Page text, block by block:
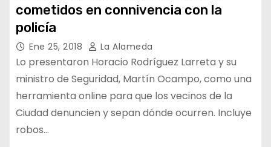
cometidos en connivencia con la
policía
Ene 25, 2018 La Alameda
Lo presentaron Horacio Rodríguez Larreta y su
ministro de Seguridad, Martín Ocampo, como una
herramienta online para que los vecinos de la
Ciudad denuncien y sepan dónde ocurren. Incluye
robos…